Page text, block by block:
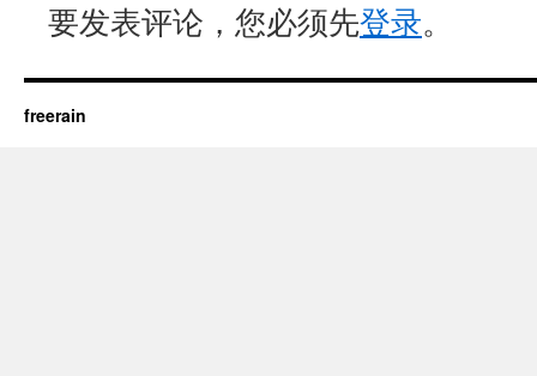
要发表评论，您必须先登录。
freerain